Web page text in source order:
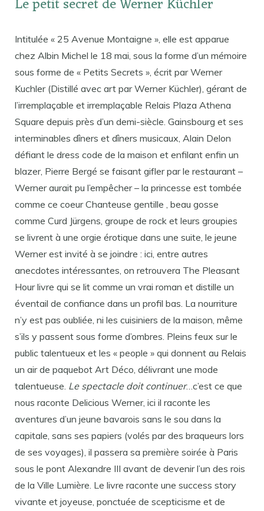
Le petit secret de Werner Küchler
Intitulée « 25 Avenue Montaigne », elle est apparue
chez Albin Michel le 18 mai, sous la forme d’un mémoire
sous forme de « Petits Secrets », écrit par Werner
Kuchler (Distillé avec art par Werner Küchler), gérant de
l’irremplaçable et irremplaçable Relais Plaza Athena
Square depuis près d’un demi-siècle. Gainsbourg et ses
interminables dîners et dîners musicaux, Alain Delon
défiant le dress code de la maison et enfilant enfin un
blazer, Pierre Bergé se faisant gifler par le restaurant –
Werner aurait pu l’empêcher – la princesse est tombée
comme ce coeur Chanteuse gentille , beau gosse
comme Curd Jürgens, groupe de rock et leurs groupies
se livrent à une orgie érotique dans une suite, le jeune
Werner est invité à se joindre : ici, entre autres
anecdotes intéressantes, on retrouvera The Pleasant
Hour livre qui se lit comme un vrai roman et distille un
éventail de confiance dans un profil bas. La nourriture
n’y est pas oubliée, ni les cuisiniers de la maison, même
s’ils y passent sous forme d’ombres. Pleins feux sur le
public talentueux et les « people » qui donnent au Relais
un air de paquebot Art Déco, délivrant une mode
talentueuse. Le spectacle doit continuer…c’est ce que
nous raconte Delicious Werner, ici il raconte les
aventures d’un jeune bavarois sans le sou dans la
capitale, sans ses papiers (volés par des braqueurs lors
de ses voyages), il passera sa première soirée à Paris
sous le pont Alexandre III avant de devenir l’un des rois
de la Ville Lumière. Le livre raconte une success story
vivante et joyeuse, ponctuée de scepticisme et de